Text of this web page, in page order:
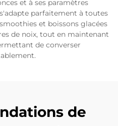
et à ses paramètres
parfaitement à toutes
et boissons glacées
de noix, tout en maintenant
de converser
de